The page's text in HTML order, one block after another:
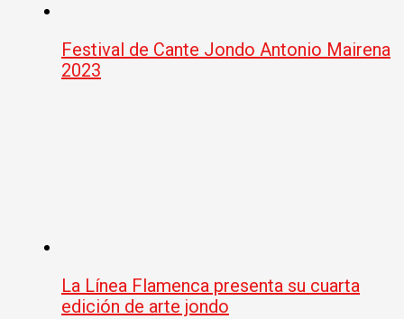
Festival de Cante Jondo Antonio Mairena
2023
La Línea Flamenca presenta su cuarta
edición de arte jondo